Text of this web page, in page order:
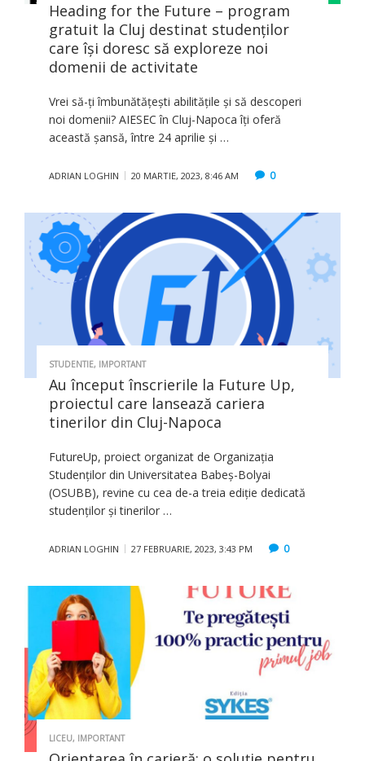
Heading for the Future – program
gratuit la Cluj destinat studenţilor
care îşi doresc să exploreze noi
domenii de activitate
Vrei să-ți îmbunătățești abilitățile și să descoperi
noi domenii? AIESEC în Cluj-Napoca îți oferă
această șansă, între 24 aprilie și …
ADRIAN LOGHIN 20 MARTIE, 2023, 8:46 AM 0
STUDENTIE, IMPORTANT
Au început înscrierile la Future Up,
proiectul care lansează cariera
tinerilor din Cluj-Napoca
FutureUp, proiect organizat de Organizația
Studenților din Universitatea Babeș-Bolyai
(OSUBB), revine cu cea de-a treia ediție dedicată
studenților și tinerilor …
ADRIAN LOGHIN 27 FEBRUARIE, 2023, 3:43 PM 0
LICEU, IMPORTANT